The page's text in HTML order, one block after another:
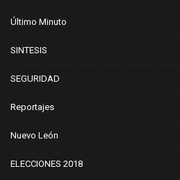
Último Minuto
SINTESIS
SEGURIDAD
Reportajes
Nuevo León
ELECCIONES 2018